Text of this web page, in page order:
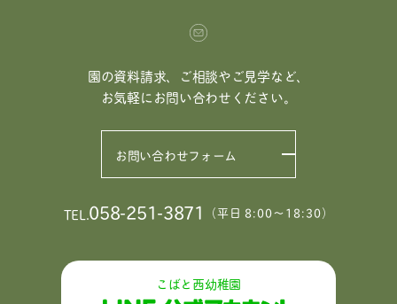
園の資料請求、ご相談やご見学など、
お気軽にお問い合わせください。
お問い合わせフォーム
TEL.058-251-3871 （平日 8:00〜18:30）
こばと西幼稚園